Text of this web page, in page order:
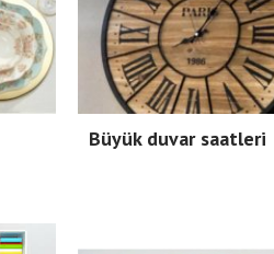
Büyük duvar saatleri